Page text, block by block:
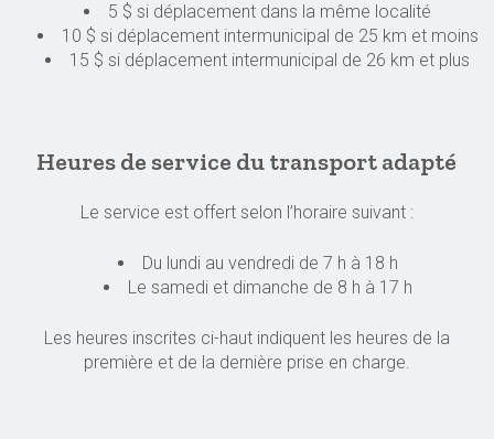
5 $ si déplacement dans la même localité
​10 $ si déplacement intermunicipal de 25 km et moins
15 $ si déplacement intermunicipal de 26 km et plus
Heures de service du transport adapté
Le service est offert selon l’horaire suivant :
Du lundi au vendredi de 7 h à 18 h
Le samedi et dimanche de 8 h à 17 h
Les heures inscrites ci-haut indiquent les heures de la
première et de la dernière prise en charge.